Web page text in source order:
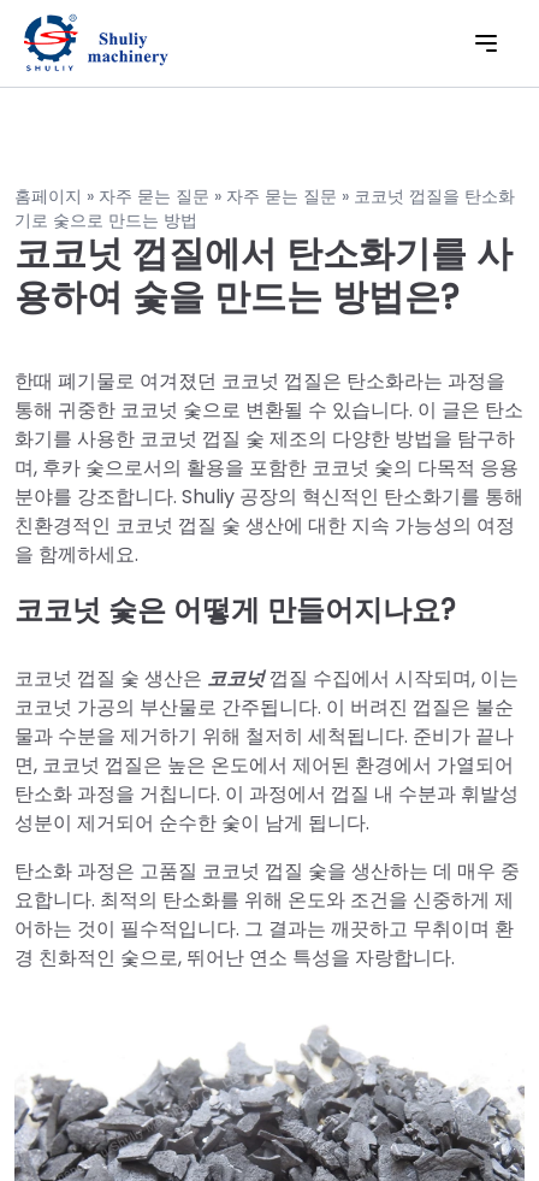
홈페이지 » 자주 묻는 질문 » 자주 묻는 질문 » 코코넛 껍질을 탄소화
기로 숯으로 만드는 방법
코코넛 껍질에서 탄소화기를 사
용하여 숯을 만드는 방법은?
한때 폐기물로 여겨졌던 코코넛 껍질은 탄소화라는 과정을
통해 귀중한 코코넛 숯으로 변환될 수 있습니다. 이 글은 탄소
화기를 사용한 코코넛 껍질 숯 제조의 다양한 방법을 탐구하
며, 후카 숯으로서의 활용을 포함한 코코넛 숯의 다목적 응용
분야를 강조합니다. Shuliy 공장의 혁신적인 탄소화기를 통해
친환경적인 코코넛 껍질 숯 생산에 대한 지속 가능성의 여정
을 함께하세요.
코코넛 숯은 어떻게 만들어지나요?
코코넛 껍질 숯 생산은 코코넛껍질 수집에서 시작되며, 이는
코코넛 가공의 부산물로 간주됩니다. 이 버려진 껍질은 불순
물과 수분을 제거하기 위해 철저히 세척됩니다. 준비가 끝나
면, 코코넛 껍질은 높은 온도에서 제어된 환경에서 가열되어
탄소화 과정을 거칩니다. 이 과정에서 껍질 내 수분과 휘발성
성분이 제거되어 순수한 숯이 남게 됩니다.
탄소화 과정은 고품질 코코넛 껍질 숯을 생산하는 데 매우 중
요합니다. 최적의 탄소화를 위해 온도와 조건을 신중하게 제
어하는 것이 필수적입니다. 그 결과는 깨끗하고 무취이며 환
경 친화적인 숯으로, 뛰어난 연소 특성을 자랑합니다.